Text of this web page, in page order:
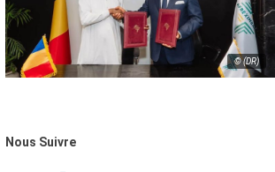
© (DR)
Nous Suivre